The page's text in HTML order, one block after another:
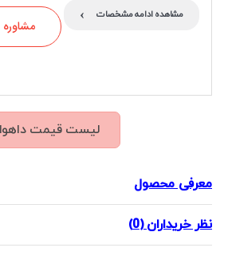
مشاهده ادامه مشخصات ›
مشاوره
لیست قیمت داهوا
معرفی محصول
نظر خریداران (0)